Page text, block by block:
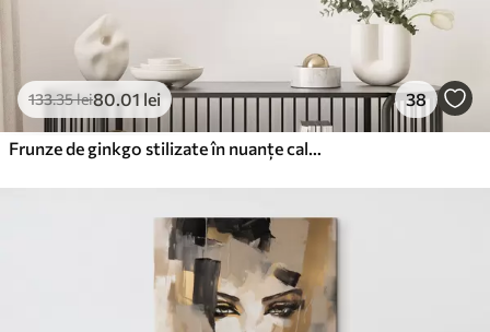
133.35lei80.01 lei 38
Frunze de ginkgo stilizate în nuanțe calme